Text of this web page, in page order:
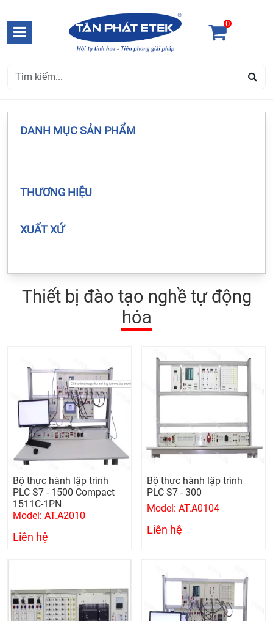
0
DANH MỤC SẢN PHẨM
THƯƠNG HIỆU
XUẤT XỨ
Thiết bị đào tạo nghề tự động
hóa
Bộ thực hành lập trình
PLC S7 - 1500 Compact
1511C-1PN
Model: AT.A2010
Liên hệ
Bộ thực hành lập trình
PLC S7 - 300
Model: AT.A0104
Liên hệ